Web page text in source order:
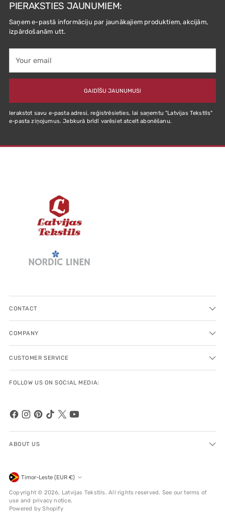
PIERAKSTIES JAUNUMIEM:
Saņem e-pastā informāciju par jaunākajiem produktiem, akcijām,
izpārdošanām utt.
email
GAIDĪŠU JAUNUMUS!
Ierakstot savu e-pasta adresi, reģistrēsieties, lai saņemtu "Latvijas Tekstlls"
e-pasta ziņojumus. Jebkurā brīdī varēsiet atcelt abonēšanu.
CONTACT
COMPANY
CUSTOMER SERVICE
FOLLOW US ON SOCIAL MEDIA:
ABOUT US
Currency Timor-Leste (EUR €)
Copyright © 2026, Latvijas Tekstils. All rights reserved. See our terms of
use and privacy notice.
Powered by Shopify